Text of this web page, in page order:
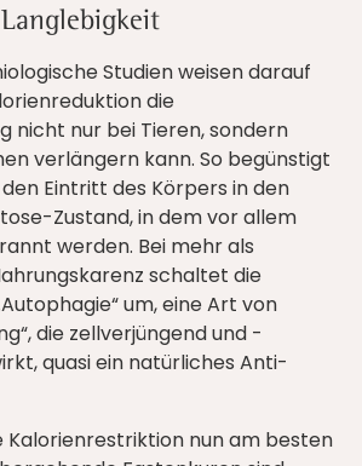
Studien weisen darauf
die
nicht nur bei Tieren, sondern
verlängern kann. So begünstigt
Eintritt des Körpers in den
Zustand, in dem vor allem
werden. Bei mehr als
schaltet die
um, eine Art von
die zellverjüngend und -
quasi ein natürliches Anti-
Kalorienrestriktion nun am besten